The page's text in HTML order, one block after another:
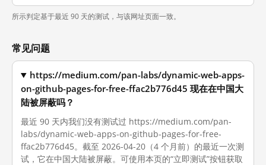
所示判定基于最近 90 天的测试，与该网址页面一致。
常见问题
https://medium.com/pan-labs/dynamic-web-apps-
on-github-pages-for-free-ffac2b776d45 现在在中国大
陆被屏蔽吗？
最近 90 天内我们没有测试过 https://medium.com/pan-
labs/dynamic-web-apps-on-github-pages-for-free-
ffac2b776d45。截至 2026-04-20（4 个月前）的最近一次测
试，它在中国大陆被屏蔽。可使用本页的“立即测试”按钮获取